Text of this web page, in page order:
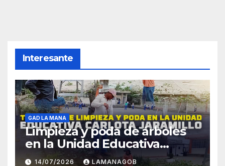
Interesante
GAD LA MANA
Limpieza y poda de árboles
en la Unidad Educativa
Carlota Jaramillo
14/07/2026 LAMANAGOB